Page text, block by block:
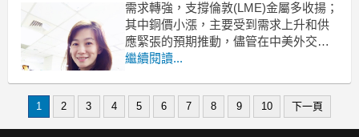
需求轉強，支撐倫敦(LME)金屬多收揚；
其中銅價小漲，主要受到需求上升和供
應緊張的預期推動，儘管在中美外交官
互相指責以及美國公債收益率迅速上升
銅價上月曾達2011年以來的最高水準，
繼續閱讀...
1 2 3 4 5 6 7 8 9 10 下一頁